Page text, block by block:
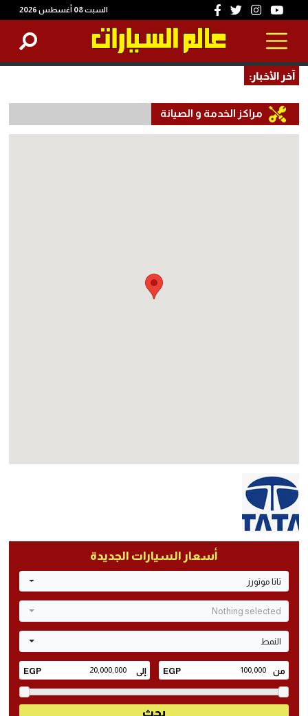
السبت 08 أغسطس 2026
آخر الأخبار:
مراكز الخدمة و الصيانة
أسعار السيارات الجديدة
تاتا موتورز
Nothing selected
النمط